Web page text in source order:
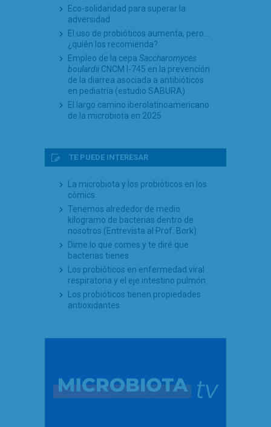
Eco-solidaridad para superar la
adversidad
El uso de probióticos aumenta, pero…
¿quién los recomienda?
Empleo de la cepa Saccharomyces
boulardii CNCM I-745 en la prevención
de la diarrea asociada a antibióticos
en pediatría (estudio SABURA)
El largo camino iberolatinoamericano
de la microbiota en 2025
TE PUEDE INTERESAR
La microbiota y los probióticos en los
cómics
Tenemos alrededor de medio
kilogramo de bacterias dentro de
nosotros (Entrevista al Prof. Bork)
Dime lo que comes y te diré que
bacterias tienes
Los probióticos en enfermedad viral
respiratoria y el eje intestino pulmón
Los probióticos tienen propiedades
antioxidantes